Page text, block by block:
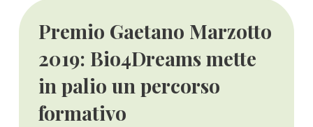
Premio Gaetano Marzotto
2019: Bio4Dreams mette
in palio un percorso
formativo